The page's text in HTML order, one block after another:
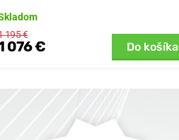
195 €
076 € Do košíka